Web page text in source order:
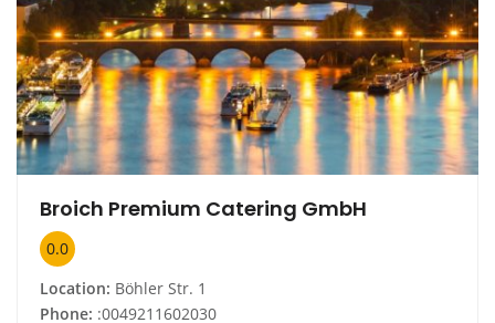
Broich Premium Catering GmbH
0.0
Location: Böhler Str. 1
Phone: :0049211602030